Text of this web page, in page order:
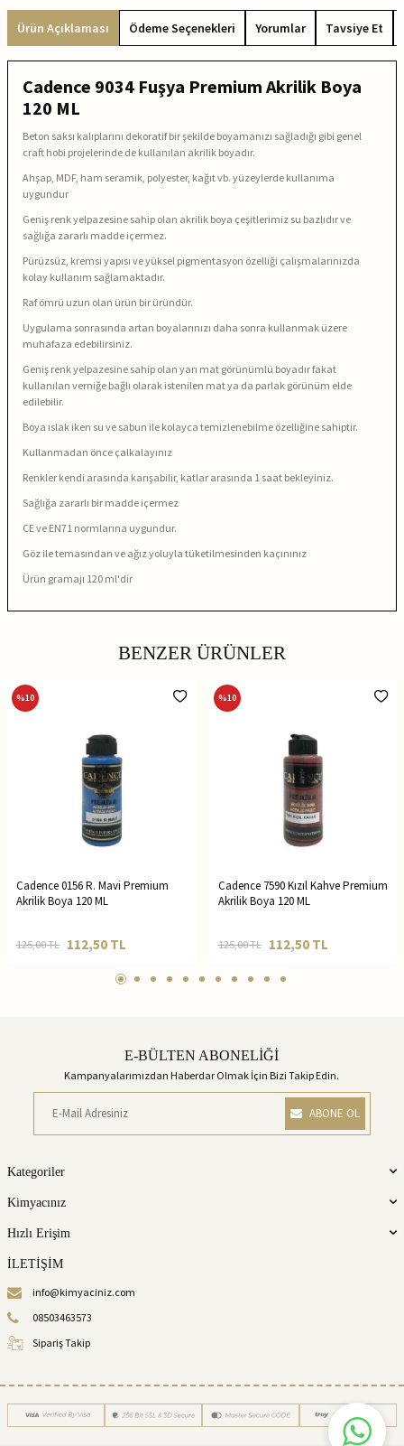
Ürün Açıklaması Ödeme Seçenekleri Yorumlar Tavsiye Et
Cadence 9034 Fuşya Premium Akrilik Boya
120 ML
Beton saksı kalıplarını dekoratif bir şekilde boyamanızı sağladığı gibi genel
craft hobi projelerinde de kullanılan akrilik boyadır.
Ahşap, MDF, ham seramik, polyester, kağıt vb. yüzeylerde kullanıma
uygundur
Geniş renk yelpazesine sahip olan akrilik boya çeşitlerimiz su bazlıdır ve
sağlığa zararlı madde içermez.
Pürüzsüz, kremsi yapısı ve yüksel pigmentasyon özelliği çalışmalarınızda
kolay kullanım sağlamaktadır.
Raf ömrü uzun olan ürün bir üründür.
Uygulama sonrasında artan boyalarınızı daha sonra kullanmak üzere
muhafaza edebilirsiniz.
Geniş renk yelpazesine sahip olan yarı mat görünümlü boyadır fakat
kullanılan verniğe bağlı olarak istenilen mat ya da parlak görünüm elde
edilebilir.
Boya ıslak iken su ve sabun ile kolayca temizlenebilme özelliğine sahiptir.
Kullanmadan önce çalkalayınız
Renkler kendi arasında karışabilir, katlar arasında 1 saat bekleyiniz.
Sağlığa zararlı bir madde içermez
CE ve EN71 normlarına uygundur.
Göz ile temasından ve ağız yoluyla tüketilmesinden kaçınınız
Ürün gramajı 120 ml'dir
BENZER ÜRÜNLER
%10
Cadence 0156 R. Mavi Premium
Akrilik Boya 120 ML
125,00TL 112,50 TL
%10
Cadence 7590 Kızıl Kahve Premium
Akrilik Boya 120 ML
125,00TL 112,50TL
E-BÜLTEN ABONELİĞİ
Kampanyalarımızdan Haberdar Olmak İçin Bizi Takip Edin.
ABONE OL
Kategoriler
Kimyacınız
Hızlı Erişim
İLETİŞİM
info@kimyaciniz.com
08503463573
Sipariş Takip